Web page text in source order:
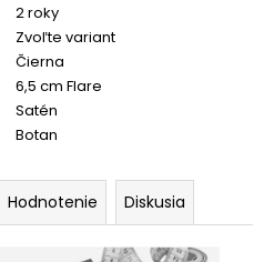
2 roky
Zvoľte variant
Čierna
6,5 cm Flare
Satén
Botan
Hodnotenie Diskusia